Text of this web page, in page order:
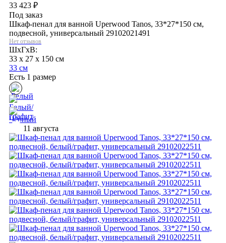
33 423 ₽
Под заказ
Шкаф-пенал для ванной Uperwood Tanos, 33*27*150 см,
подвесной, универсальный 29102021491
Нет отзывов
ШхГхВ:
33 x 27 x 150 см
33 см
Есть 1 размер
11 августа